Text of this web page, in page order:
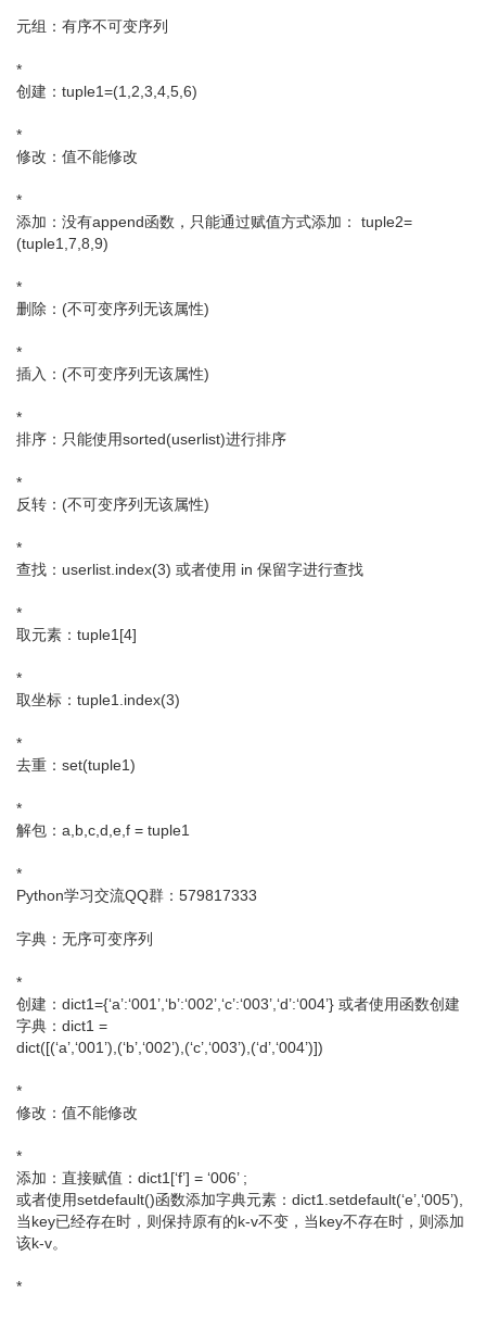
元组：有序不可变序列
*
创建：tuple1=(1,2,3,4,5,6)
*
修改：值不能修改
*
添加：没有append函数，只能通过赋值方式添加： tuple2=
(tuple1,7,8,9)
*
删除：(不可变序列无该属性)
*
插入：(不可变序列无该属性)
*
排序：只能使用sorted(userlist)进行排序
*
反转：(不可变序列无该属性)
*
查找：userlist.index(3) 或者使用 in 保留字进行查找
*
取元素：tuple1[4]
*
取坐标：tuple1.index(3)
*
去重：set(tuple1)
*
解包：a,b,c,d,e,f = tuple1
*
Python学习交流QQ群：579817333
字典：无序可变序列
*
创建：dict1={‘a’:‘001’,‘b’:‘002’,‘c’:‘003’,‘d’:‘004’} 或者使用函数创建
字典：dict1 =
dict([(‘a’,‘001’),(‘b’,‘002’),(‘c’,‘003’),(‘d’,‘004’)])
*
修改：值不能修改
*
添加：直接赋值：dict1[‘f’] = ‘006’ ;
或者使用setdefault()函数添加字典元素：dict1.setdefault(‘e’,‘005’),
当key已经存在时，则保持原有的k-v不变，当key不存在时，则添加
该k-v。
*